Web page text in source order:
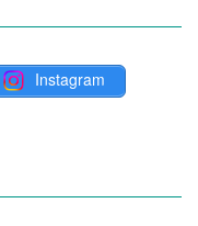
Instagram